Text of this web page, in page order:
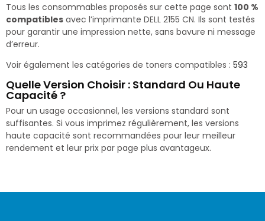
Tous les consommables proposés sur cette page sont 100 %
compatibles avec l’imprimante DELL 2155 CN. Ils sont testés
pour garantir une impression nette, sans bavure ni message
d’erreur.
Voir également les catégories de toners compatibles : 593
Quelle Version Choisir : Standard Ou Haute
Capacité ?
Pour un usage occasionnel, les versions standard sont
suffisantes. Si vous imprimez régulièrement, les versions
haute capacité sont recommandées pour leur meilleur
rendement et leur prix par page plus avantageux.